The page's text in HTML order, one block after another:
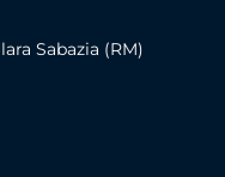
Sabazia (RM)